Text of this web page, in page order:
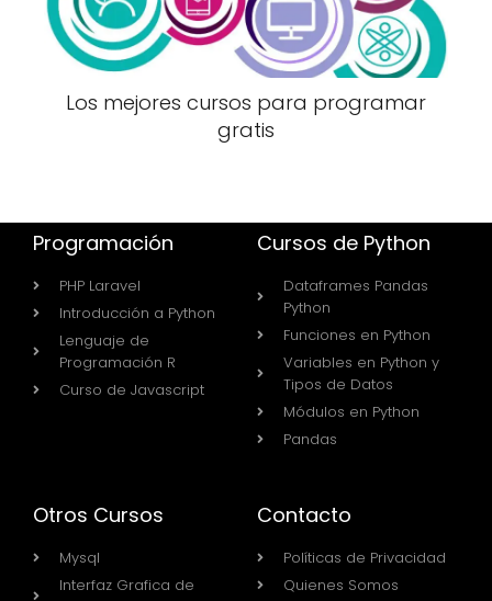
Los mejores cursos para programar
gratis
Programación
PHP Laravel
Introducción a Python
Lenguaje de
Programación R
Curso de Javascript
Cursos de Python
Dataframes Pandas
Python
Funciones en Python
Variables en Python y
Tipos de Datos
Módulos en Python
Pandas
Otros Cursos
Mysql
Interfaz Grafica de
Contacto
Políticas de Privacidad
Quienes Somos